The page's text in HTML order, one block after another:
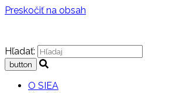
Preskočiť na obsah
Hľadať:
O SIEA